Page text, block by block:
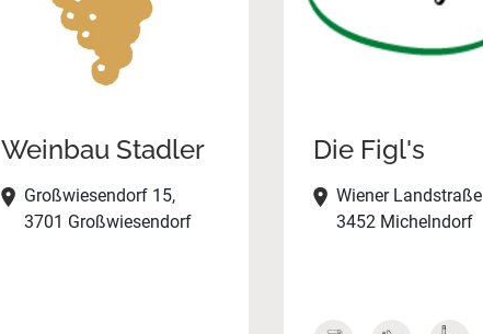
Weinbau Stadler
Großwiesendorf 15,
3701 Großwiesendorf
Die Figl's
Wiener
3452 Michelndorf